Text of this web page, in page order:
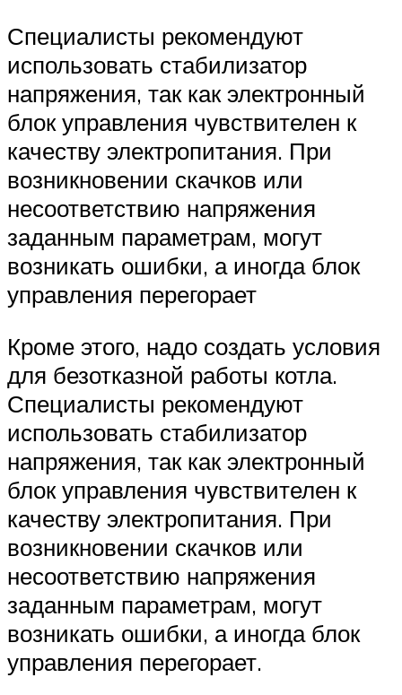
Специалисты рекомендуют
использовать стабилизатор
напряжения, так как электронный
блок управления чувствителен к
качеству электропитания. При
возникновении скачков или
несоответствию напряжения
заданным параметрам, могут
возникать ошибки, а иногда блок
управления перегорает
Кроме этого, надо создать условия
для безотказной работы котла.
Специалисты рекомендуют
использовать стабилизатор
напряжения, так как электронный
блок управления чувствителен к
качеству электропитания. При
возникновении скачков или
несоответствию напряжения
заданным параметрам, могут
возникать ошибки, а иногда блок
управления перегорает.